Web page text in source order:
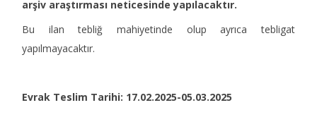
arşiv araştırması neticesinde yapılacaktır.
Bu ilan tebliğ mahiyetinde olup ayrıca tebligat
yapılmayacaktır.
Evrak Teslim Tarihi: 17.02.2025-05.03.2025